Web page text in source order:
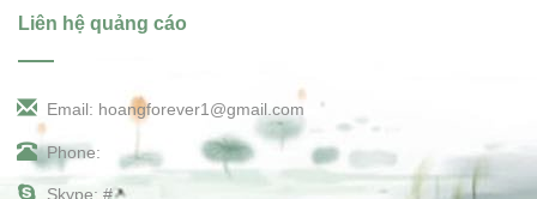
Liên hệ quảng cáo
Email: hoangforever1@gmail.com
Phone:
Skype: #